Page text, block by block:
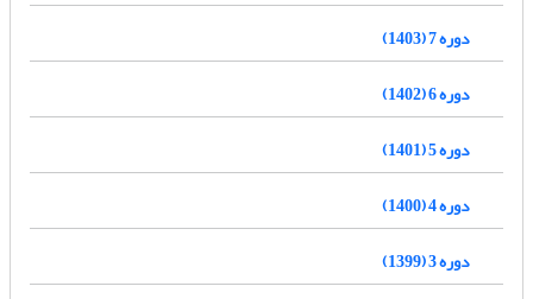
دوره 7 (1403)
دوره 6 (1402)
دوره 5 (1401)
دوره 4 (1400)
دوره 3 (1399)